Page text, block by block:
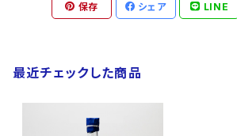
保存 シェア LINE
最近チェックした商品